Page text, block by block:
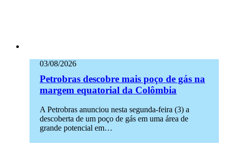
03/08/2026
Petrobras descobre mais poço de gás na
margem equatorial da Colômbia
A Petrobras anunciou nesta segunda-feira (3) a
descoberta de um poço de gás em uma área de
grande potencial em…